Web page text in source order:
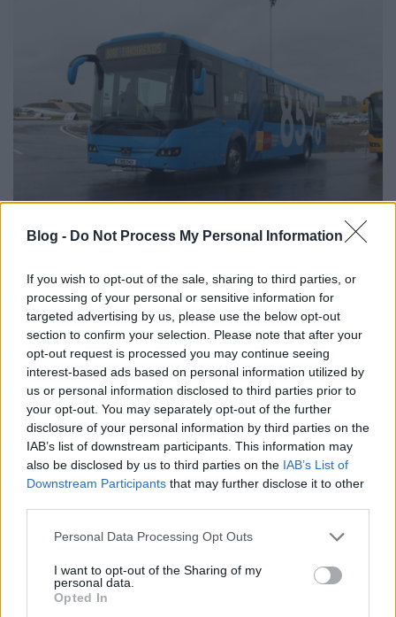
Blog - Do Not Process My Personal Information
If you wish to opt-out of the sale, sharing to third parties, or
processing of your personal or sensitive information for
targeted advertising by us, please use the below opt-out
section to confirm your selection. Please note that after your
opt-out request is processed you may continue seeing
interest-based ads based on personal information utilized by
us or personal information disclosed to third parties prior to
your opt-out. You may separately opt-out of the further
disclosure of your personal information by third parties on the
IAB’s list of downstream participants. This information may
also be disclosed by us to third parties on the IAB’s List of
Downstream Participants that may further disclose it to other
Please note that this website/app uses one or more Google
not limited to your visit or usage behaviour. You may click to
grant or deny consent to Google and its third-party tags to
use your data for below specified purposes in below Google
Personal Data Processing Opt Outs
I want to opt-out of the Sharing of my
personal data.
Opted In
Mit nekünk 85 százalékos magyar hányad, a harminc se
A Volvo 7900-as sorozatú kocsija alumínium
vázszerkezetet kapott, ezért kevesebb ülés került
padlószintre, mint az acélvázas, Budapesten már
ismert, 7700-as jelölésű elődje esetében. Ez bizony
visszalépés, a csuklós, négy ajtós példány az előd
tíz ülésével szemben a maximális állóhelyre
berendezett utastér esetén csak hét darab ülést tud
kínálni, amit fellépés nélkül lehet elérni. Ez azonban
nem zavarta a BKK-t, sőt még a korábbi kemény
elvárásaiból is visszább vett, hogy-hogy nem éppen
hét ülést vár el fellépő nélkül elhelyezni. További
érvényben lévő legszigorúbb besorolás az Euro VI, a
korábbi logika alapján illett volna ehhez is
ragaszkodni. Műszakilag a buszok rendben lévőnek
tűnnek, az összesen 43 ülőhellyel elért 106 fős